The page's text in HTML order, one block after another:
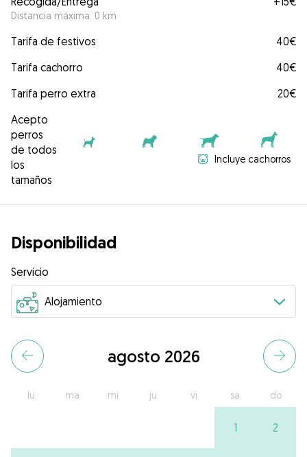
Distancia máxima: 0 km
Tarifa de festivos
40€
Tarifa cachorro
40€
Tarifa perro extra
20€
Acepto
perros
de todos
los
tamaños
Incluye cachorros
Disponibilidad
Servicio
agosto 2026
lu ma mi ju vi sa do
1 2